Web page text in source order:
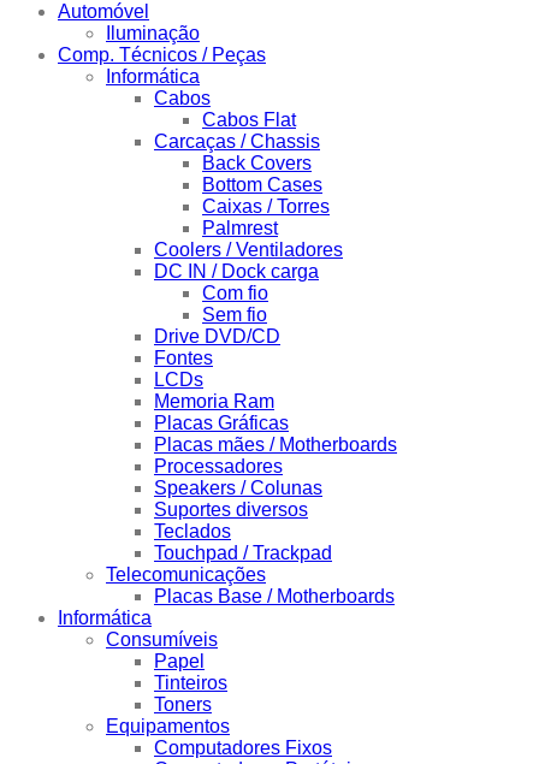
Automóvel
Iluminação
Comp. Técnicos / Peças
Informática
Cabos
Cabos Flat
Carcaças / Chassis
Back Covers
Bottom Cases
Caixas / Torres
Palmrest
Coolers / Ventiladores
DC IN / Dock carga
Com fio
Sem fio
Drive DVD/CD
Fontes
LCDs
Memoria Ram
Placas Gráficas
Placas mães / Motherboards
Processadores
Speakers / Colunas
Suportes diversos
Teclados
Touchpad / Trackpad
Telecomunicações
Placas Base / Motherboards
Informática
Consumíveis
Papel
Tinteiros
Toners
Equipamentos
Computadores Fixos